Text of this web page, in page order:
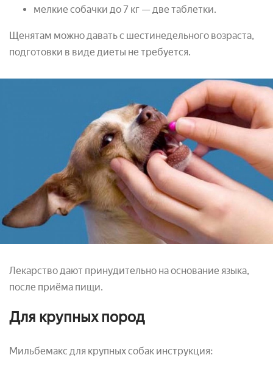
мелкие собачки до 7 кг — две таблетки.
Щенятам можно давать с шестинедельного возраста,
подготовки в виде диеты не требуется.
Лекарство дают принудительно на основание языка,
после приёма пищи.
Для крупных пород
Мильбемакс для крупных собак инструкция: